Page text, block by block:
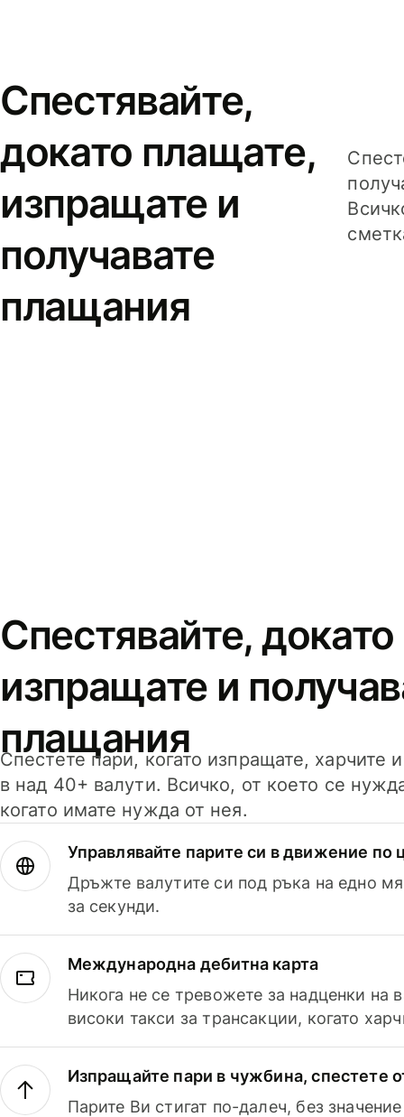
Спестявайте,
докато плащате,
изпращате и
получавате
плащания
Спестявайте,
изпращате и
плащания
Спестете пари, когато изпращате, харчите
в над 40+ валути. Всичко, от което се
когато имате нужда от нея.
Управлявайте парите си в движение по
Дръжте валутите си под ръка на едно
за секунди.
Международна дебитна карта
Никога не се тревожете за надценки на
високи такси за трансакции, когато
Изпращайте пари в чужбина, спестете
Парите Ви стигат по-далеч, без